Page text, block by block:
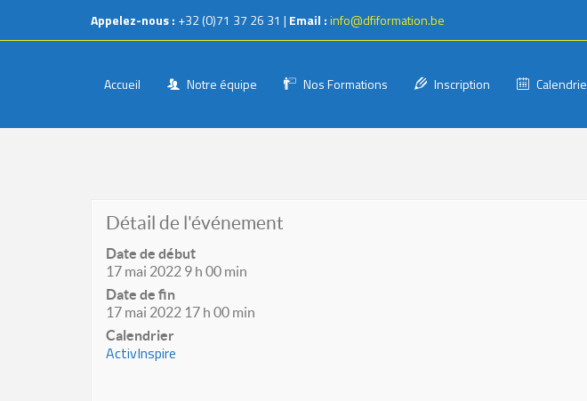
Appelez-nous : +32 (0)71 37 26 31 | Email :info@dfiformation.be
Accueil Notre équipe Nos Formations Inscription
Détail de l'événement
Date de début
17 mai 2022 9 h 00 min
Date de fin
17 mai 2022 17 h 00 min
Calendrier
ActivInspire